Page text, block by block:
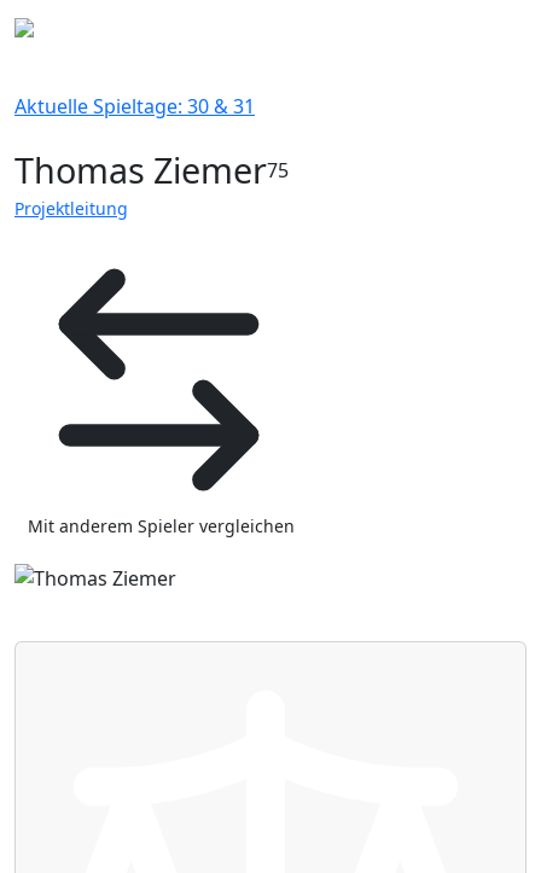
Aktuelle Spieltage: 30 & 31
Thomas Ziemer75
Projektleitung
Mit anderem Spieler vergleichen